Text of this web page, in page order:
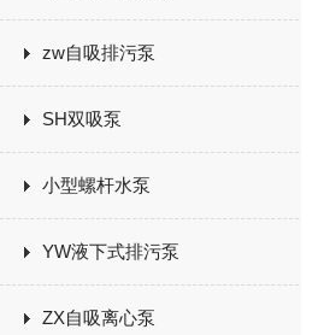
zw自吸排污泵
SH双吸泵
小型螺杆水泵
YW液下式排污泵
ZX自吸离心泵